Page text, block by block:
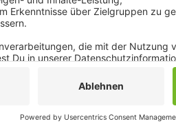
Mönchengladbach und im Rhein-
Kurse besucht. Das jeweils neue
online abgerufen werden. Unter: